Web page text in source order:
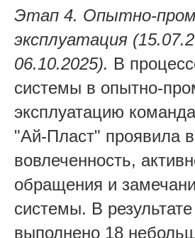
Этап 4. Опытно-
эксплуатация
06.10.2025). В
системы в опытно-
эксплуатацию
"Ай-Пласт" проявила
вовлеченность,
обращения и
системы. В
выполнено 18